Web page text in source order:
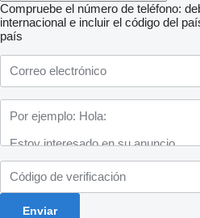
Compruebe el número de teléfono:
internacional e incluir el código del
país